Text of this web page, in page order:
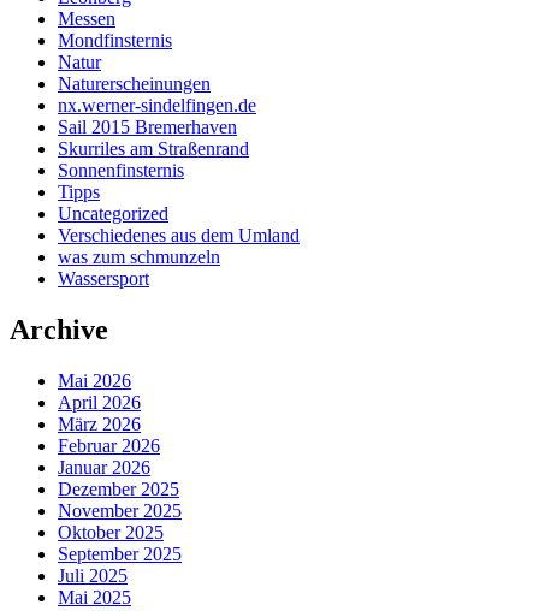
Messen
Mondfinsternis
Natur
Naturerscheinungen
nx.werner-sindelfingen.de
Sail 2015 Bremerhaven
Skurriles am Straßenrand
Sonnenfinsternis
Tipps
Uncategorized
Verschiedenes aus dem Umland
was zum schmunzeln
Wassersport
Archive
Mai 2026
April 2026
März 2026
Februar 2026
Januar 2026
Dezember 2025
November 2025
Oktober 2025
September 2025
Juli 2025
Mai 2025